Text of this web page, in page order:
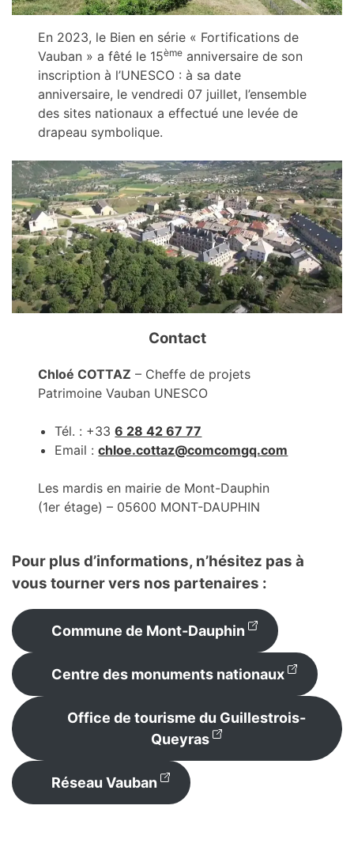
En 2023, le Bien en série « Fortifications de
Vauban » a fêté le 15ème anniversaire de son
inscription à l’UNESCO : à sa date
anniversaire, le vendredi 07 juillet, l’ensemble
des sites nationaux a effectué une levée de
drapeau symbolique.
Contact
Chloé COTTAZ – Cheffe de projets
Patrimoine Vauban UNESCO
Tél. : +336 28 42 67 77
Email :chloe.cottaz@comcomgq.com
Les mardis en mairie de Mont-Dauphin
(1er étage) – 05600 MONT-DAUPHIN
Pour plus d’informations, n’hésitez pas à
vous tourner vers nos partenaires :
Commune de Mont-Dauphin
Centre des monuments nationaux
Office de tourisme du Guillestrois-
Queyras
Réseau Vauban